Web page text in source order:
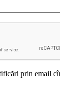
prin email